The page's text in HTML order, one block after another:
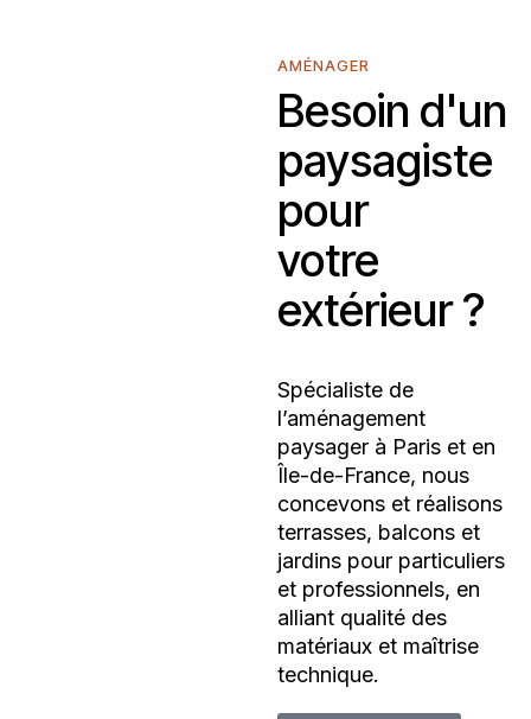
AMÉNAGER
Besoin d'un
paysagiste
pour
votre
extérieur ?
Spécialiste de
l’aménagement
paysager à Paris et en
Île-de-France, nous
concevons et réalisons
terrasses, balcons et
jardins pour particuliers
et professionnels, en
alliant qualité des
matériaux et maîtrise
technique.